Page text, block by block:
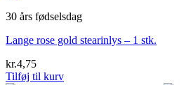
30 års fødselsdag
Lange rose gold stearinlys – 1 stk.
kr.4,75
Tilføj til kurv